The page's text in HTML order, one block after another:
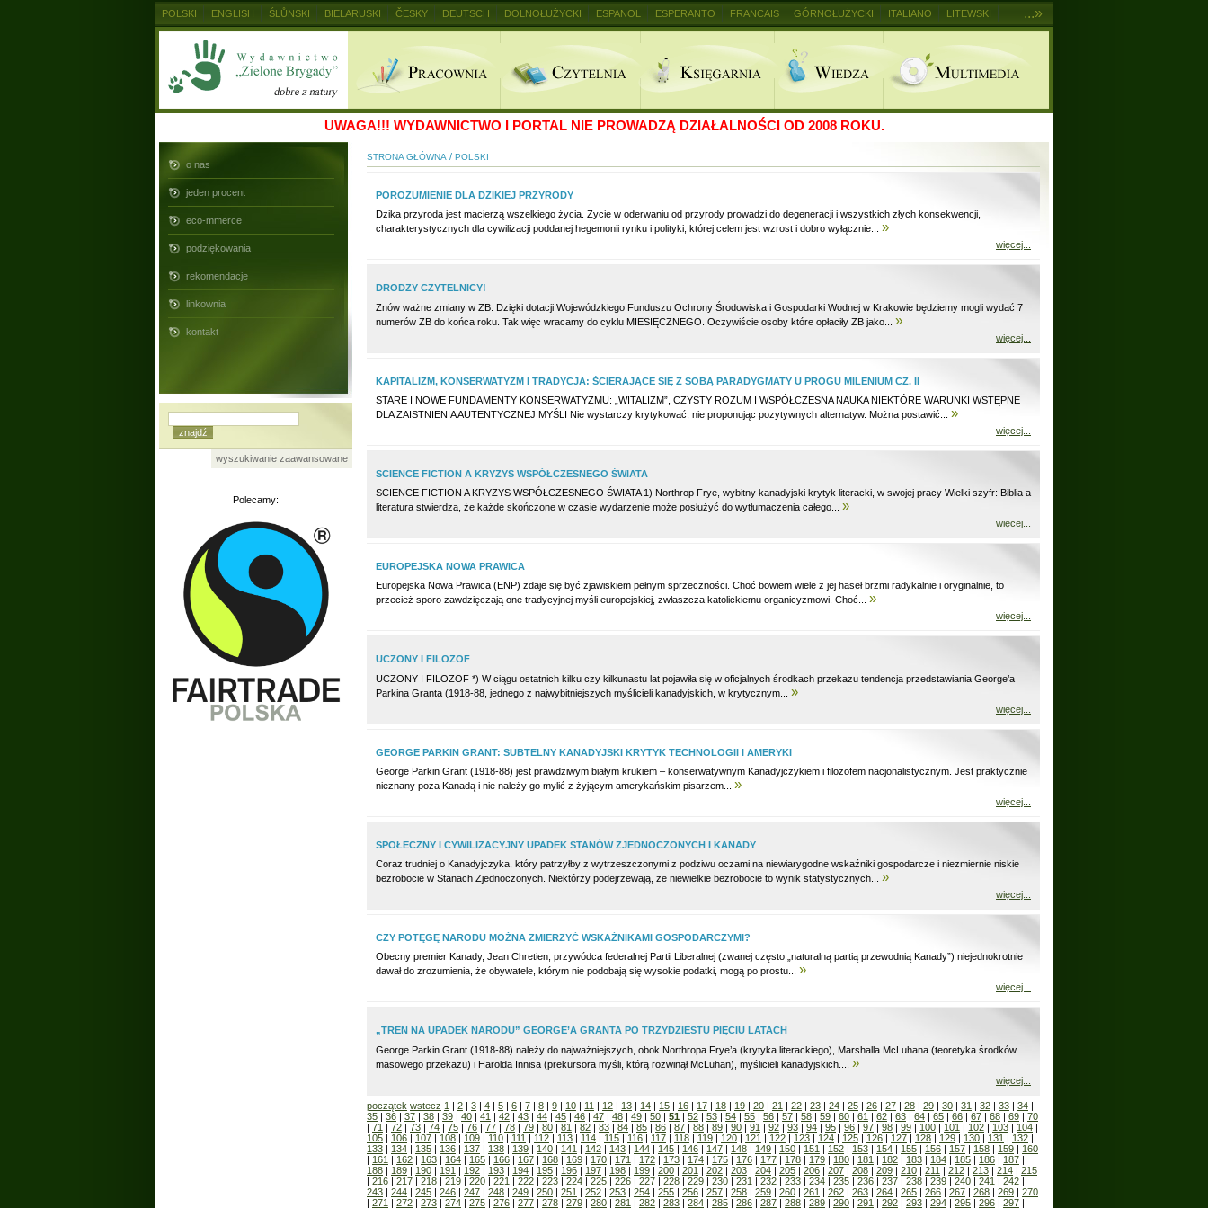
UWAGA!!! WYDAWNICTWO I PORTAL NIE PROWADZĄ DZIAŁALNOŚCI OD 2008 ROKU.
o nas
jeden procent
eco-mmerce
podziękowania
rekomendacje
linkownia
kontakt
wyszukiwanie zaawansowane
Polecamy:
STRONA GŁÓWNA / POLSKI
POROZUMIENIE DLA DZIKIEJ PRZYRODY
Dzika przyroda jest macierzą wszelkiego życia. Życie w oderwaniu od przyrody prowadzi do degeneracji i wszystkich złych konsekwencji,
charakterystycznych dla cywilizacji poddanej hegemonii rynku i polityki, której celem jest wzrost i dobro wyłącznie... »
więcej...
DRODZY CZYTELNICY!
Znów ważne zmiany w ZB. Dzięki dotacji Wojewódzkiego Funduszu Ochrony Środowiska i Gospodarki Wodnej w Krakowie będziemy mogli wydać 7
numerów ZB do końca roku. Tak więc wracamy do cyklu MIESIĘCZNEGO. Oczywiście osoby które opłaciły ZB jako... »
więcej...
KAPITALIZM, KONSERWATYZM I TRADYCJA: ŚCIERAJĄCE SIĘ Z SOBĄ PARADYGMATY U PROGU MILENIUM CZ. II
STARE I NOWE FUNDAMENTY KONSERWATYZMU: „WITALIZM”, CZYSTY ROZUM I WSPÓŁCZESNA NAUKA NIEKTÓRE WARUNKI WSTĘPNE
DLA ZAISTNIENIA AUTENTYCZNEJ MYŚLI Nie wystarczy krytykować, nie proponując pozytywnych alternatyw. Można postawić... »
więcej...
SCIENCE FICTION A KRYZYS WSPÓŁCZESNEGO ŚWIATA
SCIENCE FICTION A KRYZYS WSPÓŁCZESNEGO ŚWIATA 1) Northrop Frye, wybitny kanadyjski krytyk literacki, w swojej pracy Wielki szyfr: Biblia a
literatura stwierdza, że każde skończone w czasie wydarzenie może posłużyć do wytłumaczenia całego... »
więcej...
EUROPEJSKA NOWA PRAWICA
Europejska Nowa Prawica (ENP) zdaje się być zjawiskiem pełnym sprzeczności. Choć bowiem wiele z jej haseł brzmi radykalnie i oryginalnie, to
przecież sporo zawdzięczają one tradycyjnej myśli europejskiej, zwłaszcza katolickiemu organicyzmowi. Choć... »
więcej...
UCZONY I FILOZOF
UCZONY I FILOZOF *) W ciągu ostatnich kilku czy kilkunastu lat pojawiła się w oficjalnych środkach przekazu tendencja przedstawiania George’a
Parkina Granta (1918-88, jednego z najwybitniejszych myślicieli kanadyjskich, w krytycznym... »
więcej...
GEORGE PARKIN GRANT: SUBTELNY KANADYJSKI KRYTYK TECHNOLOGII I AMERYKI
George Parkin Grant (1918-88) jest prawdziwym białym krukiem – konserwatywnym Kanadyjczykiem i filozofem nacjonalistycznym. Jest praktycznie
nieznany poza Kanadą i nie należy go mylić z żyjącym amerykańskim pisarzem... »
więcej...
SPOŁECZNY I CYWILIZACYJNY UPADEK STANÓW ZJEDNOCZONYCH I KANADY
Coraz trudniej o Kanadyjczyka, który patrzyłby z wytrzeszczonymi z podziwu oczami na niewiarygodne wskaźniki gospodarcze i niezmiernie niskie
bezrobocie w Stanach Zjednoczonych. Niektórzy podejrzewają, że niewielkie bezrobocie to wynik statystycznych... »
więcej...
CZY POTĘGĘ NARODU MOŻNA ZMIERZYĆ WSKAŹNIKAMI GOSPODARCZYMI?
Obecny premier Kanady, Jean Chretien, przywódca federalnej Partii Liberalnej (zwanej często „naturalną partią przewodnią Kanady”) niejednokrotnie
dawał do zrozumienia, że obywatele, którym nie podobają się wysokie podatki, mogą po prostu... »
więcej...
„TREN NA UPADEK NARODU” GEORGE’A GRANTA PO TRZYDZIESTU PIĘCIU LATACH
George Parkin Grant (1918-88) należy do najważniejszych, obok Northropa Frye’a (krytyka literackiego), Marshalla McLuhana (teoretyka środków
masowego przekazu) i Harolda Innisa (prekursora myśli, którą rozwinął McLuhan), myślicieli kanadyjskich.... »
więcej...
początek wstecz 1 | 2 | 3 | 4 | 5 | 6 | 7 | 8 | 9 | 10 | 11 | 12 | 13 | 14 | 15 | 16 | 17 | 18 | 19 | 20 | 21 | 22 | 23 | 24 | 25 | 26 | 27 | 28 | 29 | 30 | 31 | 32 | 33 | 34 |
35 | 36 | 37 | 38 | 39 | 40 | 41 | 42 | 43 | 44 | 45 | 46 | 47 | 48 | 49 | 50 | 51 | 52 | 53 | 54 | 55 | 56 | 57 | 58 | 59 | 60 | 61 | 62 | 63 | 64 | 65 | 66 | 67 | 68 | 69 | 70
| 71 | 72 | 73 | 74 | 75 | 76 | 77 | 78 | 79 | 80 | 81 | 82 | 83 | 84 | 85 | 86 | 87 | 88 | 89 | 90 | 91 | 92 | 93 | 94 | 95 | 96 | 97 | 98 | 99 | 100 | 101 | 102 | 103 | 104 |
105 | 106 | 107 | 108 | 109 | 110 | 111 | 112 | 113 | 114 | 115 | 116 | 117 | 118 | 119 | 120 | 121 | 122 | 123 | 124 | 125 | 126 | 127 | 128 | 129 | 130 | 131 | 132 |
133 | 134 | 135 | 136 | 137 | 138 | 139 | 140 | 141 | 142 | 143 | 144 | 145 | 146 | 147 | 148 | 149 | 150 | 151 | 152 | 153 | 154 | 155 | 156 | 157 | 158 | 159 | 160
| 161 | 162 | 163 | 164 | 165 | 166 | 167 | 168 | 169 | 170 | 171 | 172 | 173 | 174 | 175 | 176 | 177 | 178 | 179 | 180 | 181 | 182 | 183 | 184 | 185 | 186 | 187 |
188 | 189 | 190 | 191 | 192 | 193 | 194 | 195 | 196 | 197 | 198 | 199 | 200 | 201 | 202 | 203 | 204 | 205 | 206 | 207 | 208 | 209 | 210 | 211 | 212 | 213 | 214 | 215
| 216 | 217 | 218 | 219 | 220 | 221 | 222 | 223 | 224 | 225 | 226 | 227 | 228 | 229 | 230 | 231 | 232 | 233 | 234 | 235 | 236 | 237 | 238 | 239 | 240 | 241 | 242 |
243 | 244 | 245 | 246 | 247 | 248 | 249 | 250 | 251 | 252 | 253 | 254 | 255 | 256 | 257 | 258 | 259 | 260 | 261 | 262 | 263 | 264 | 265 | 266 | 267 | 268 | 269 | 270
| 271 | 272 | 273 | 274 | 275 | 276 | 277 | 278 | 279 | 280 | 281 | 282 | 283 | 284 | 285 | 286 | 287 | 288 | 289 | 290 | 291 | 292 | 293 | 294 | 295 | 296 | 297 |
...»
POLSKI ENGLISH ŚLŮNSKI BIELARUSKI ČESKY DEUTSCH DOLNOŁUŻYCKI ESPANOL ESPERANTO FRANCAIS GÓRNOŁUŻYCKI ITALIANO LITEWSKI